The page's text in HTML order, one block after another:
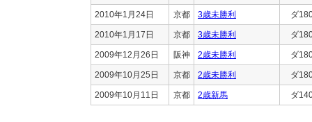
2010年1月24日 京都 3歳未勝利 ダ
2010年1月17日 京都 3歳未勝利 ダ
2009年12月26日 阪神 2歳未勝利 ダ
2009年10月25日 京都 2歳未勝利 ダ
2009年10月11日 京都 2歳新馬 ダ